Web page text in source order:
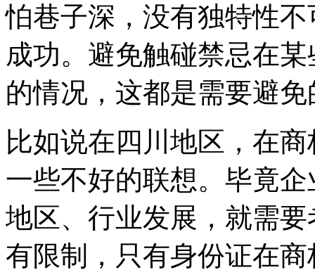
怕巷子深，没有独特性
成功。避免触碰禁忌在
的情况，这都是需要避免
比如说在四川地区，在
一些不好的联想。毕竟
地区、行业发展，就需
有限制，只有身份证在